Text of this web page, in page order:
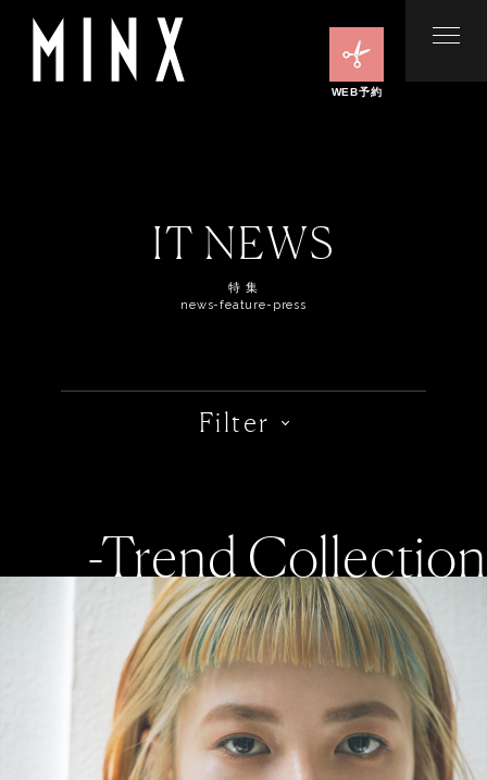
WEB予約
IT NEWS
特 集
news-feature-press
Filter
-Trend Collection